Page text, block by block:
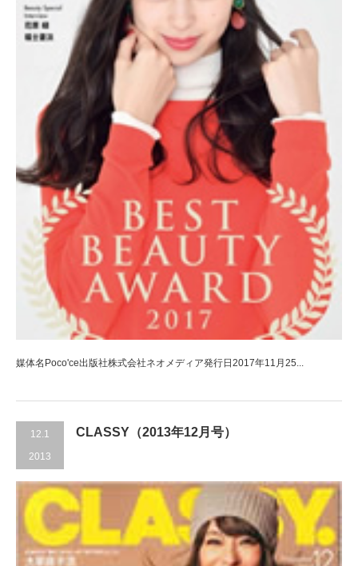
媒体名Poco'ce出版社株式会社ネオメディア発行日2017年11月25...
12.1
2013
CLASSY（2013年12月号）